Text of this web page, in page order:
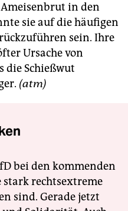
in den
sie auf die häufigen
sein. Ihre
Ursache von
die Schießwut
(atm)
bei den kommenden
stark rechtsextreme
sind. Gerade jetzt